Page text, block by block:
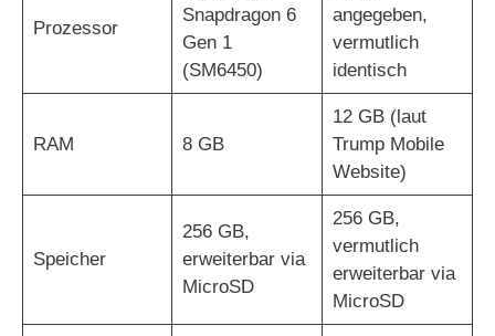
Prozessor
Snapdragon 6
Gen 1
(SM6450)
angegeben,
vermutlich
identisch
RAM 8 GB
12 GB (laut
Trump Mobile
Website)
Speicher
256 GB,
erweiterbar via
MicroSD
256 GB,
vermutlich
erweiterbar via
MicroSD